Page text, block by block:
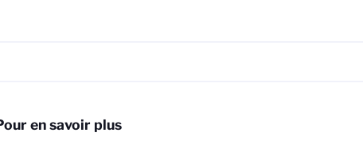
en savoir plus